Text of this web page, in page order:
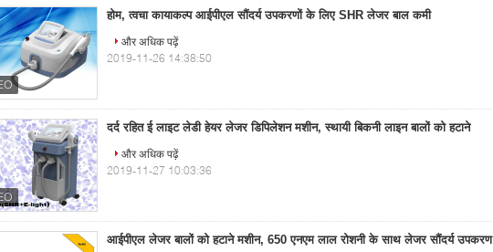
होम, त्वचा कायाकल्प आईपीएल सौंदर्य उपकरणों के लिए SHR लेजर बाल कमी
और अधिक पढ़ें
2019-11-26 14:38:50
दर्द रहित ई लाइट लेडी हेयर लेजर डिपिलेशन मशीन, स्थायी बिकनी लाइन बालों को हटाने
और अधिक पढ़ें
2019-11-27 10:03:36
आईपीएल लेजर बालों को हटाने मशीन, 650 एनएम लाल रोशनी के साथ लेजर सौंदर्य उपकरण